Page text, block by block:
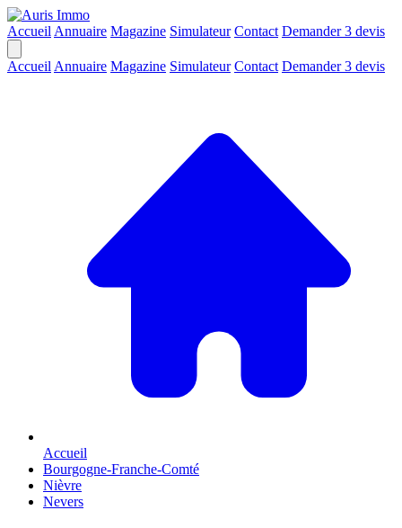
Accueil Annuaire Magazine Simulateur Contact Demander 3 devis
Accueil Annuaire Magazine Simulateur Contact Demander 3 devis
Accueil
Bourgogne-Franche-Comté
Nièvre
Nevers